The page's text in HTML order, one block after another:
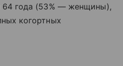
64 года (53% — женщины),
когортных